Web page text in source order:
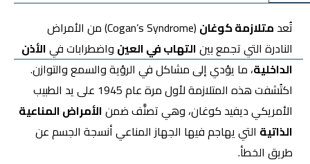
تُعد متلازمة كوغان
(Cogan’s Syndrome) من الأمراض
النادرة التي تجمع بينالتهاب في العين واضطرابات فيالأذن
الداخلية، ما يؤدي إلى مشاكل في الرؤية والسمع والتوازن.
اكتُشفت هذه المتلازمة لأول مرة عام 1945 على يد الطبيب
الأمريكيديفيد كوغان، وهي تصنَّف ضمنالأمراض المناعية
الذاتية التي يهاجم فيها الجهاز المناعي أنسجة الجسم عن
طريق الخطأ.